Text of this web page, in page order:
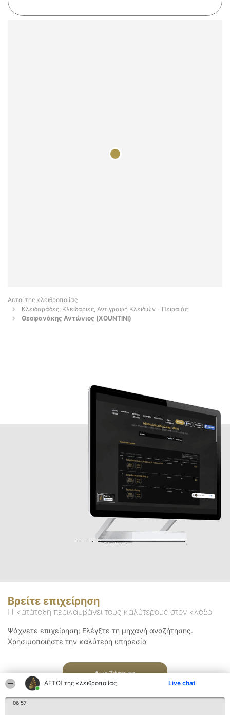
ΑΕΤΟΊ της κλειθροποιίας Live chat
06:57
Αετοί της κλειθροποιίας
Κλειδαράδες, Κλειδαριές, Αντιγραφή Κλειδιών - Πειραιάς
Θεοφανάκης Αντώνιος (XOUNTINI)
Βρείτε επιχείρηση
Η κατάταξη περιλαμβάνει τους καλύτερους στον κλάδο
Ψάχνετε επιχείρηση; Ελέγξτε τη μηχανή αναζήτησης.
Χρησιμοποιήστε την καλύτερη υπηρεσία
Αναζήτηση